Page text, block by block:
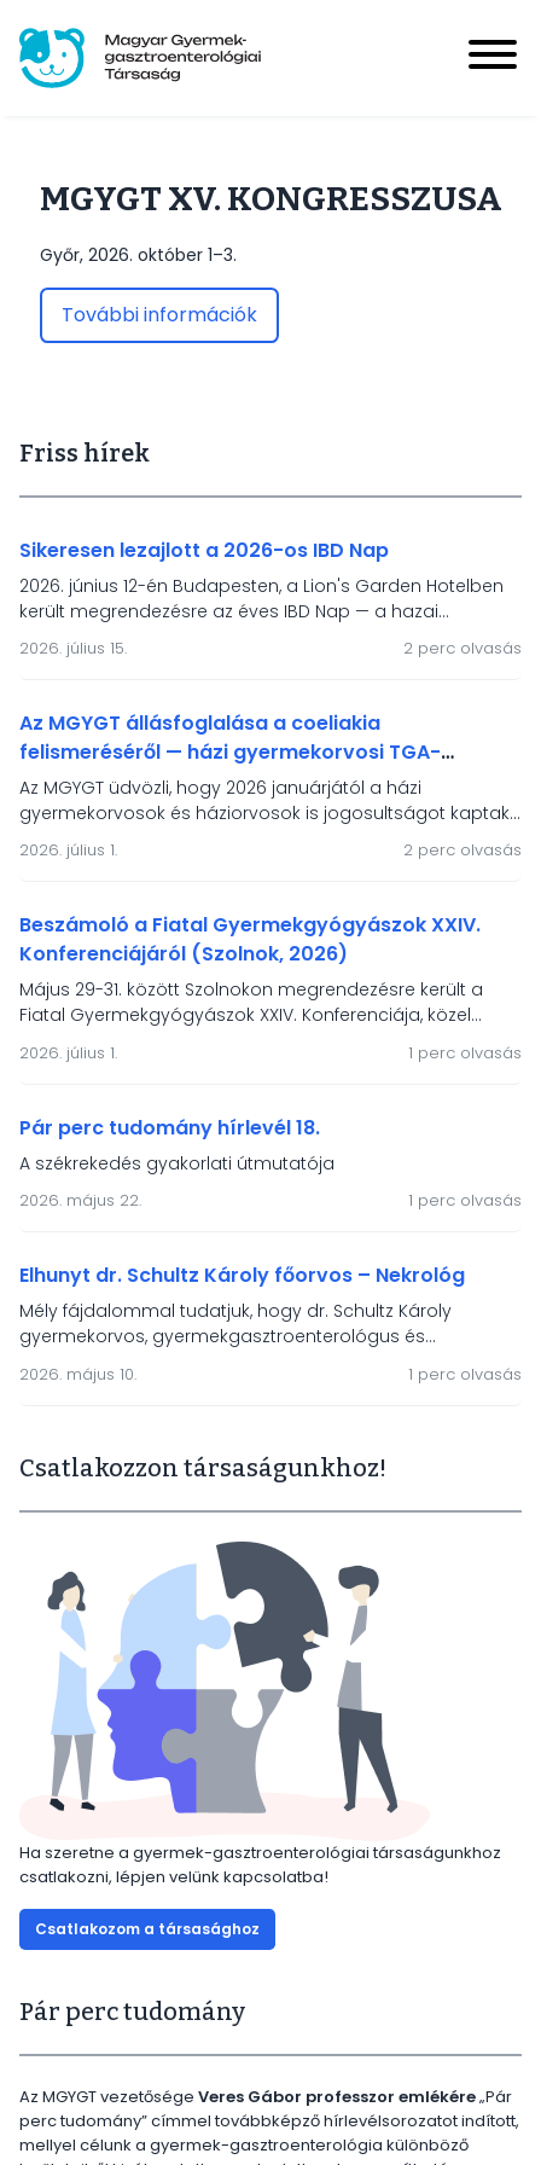
tartalomra
menu
Bejelentkezés
Vezetőség
Jelentkezés
Újdonságok, érdekességek
MGYGT XV. KONGRESSZUSA
Győr, 2026. október 1–3.
További információk
Friss hírek
Sikeresen lezajlott a 2026-os IBD Nap
2026. június 12-én Budapesten, a Lion's Garden Hotelben
került megrendezésre az éves IBD Nap — a hazai
gyermek-gasztroenterológiai IBD-ellátás és a HUPIR
regiszter önkéntes töltőinek fóruma. A rendezvény
intelligencia, a táplálásterápiás irányelvek és a betegek
életminőségének támogatása állt.
2026. július 15. 2 perc olvasás
Az MGYGT állásfoglalása a coeliakia
felismeréséről — házi gyermekorvosi TGA-
vizsgálati jogosultság és a népességszűrés
igénye
Az MGYGT üdvözli, hogy 2026 januárjától a házi
gyermekorvosok és háziorvosok is jogosultságot kaptak
a szöveti transzglutamináz elleni antitest vizsgálat
elvégeztetésére coeliakia gyanú esetén. Állásfoglalásunk
felismeréséhez szervezett, népegészségügyi alapelvekre
épülő népességszűrés szükséges.
2026. július 1. 2 perc olvasás
Beszámoló a Fiatal Gyermekgyógyászok XXIV.
Konferenciájáról (Szolnok, 2026)
Május 29-31. között Szolnokon megrendezésre került a
Fiatal Gyermekgyógyászok XXIV. Konferenciája, közel
kétszáz résztvevővel és 90 szakmai előadással. Az MGYGT
két díjat ajánlott fel a legkiválóbb előadóknak – a
és Kiss Judit (Jász-Nagykun-Szolnok Vármegyei Hetényi
Géza Kórház).
2026. július 1. 1 perc olvasás
Pár perc tudomány hírlevél 18.
A székrekedés gyakorlati útmutatója
2026. május 22. 1 perc olvasás
Elhunyt dr. Schultz Károly főorvos – Nekrológ
Mély fájdalommal tudatjuk, hogy dr. Schultz Károly
gyermekorvos, gyermekgasztroenterológus és
neonatológus szakorvos 2026. május 9-én tragikus
hirtelenséggel elhunyt. A hazai gyermek-
2026. május 10. 1 perc olvasás
Csatlakozzon társaságunkhoz!
Ha szeretne a gyermek-gasztroenterológiai társaságunkhoz
csatlakozni, lépjen velünk kapcsolatba!
Csatlakozom a társasághoz
Pár perc tudomány
Az MGYGT vezetősége Veres Gábor professzor emlékére„Pár
perc tudomány” címmel továbbképző hírlevélsorozatot indított,
mellyel célunk a gyermek-gasztroenterológia különböző